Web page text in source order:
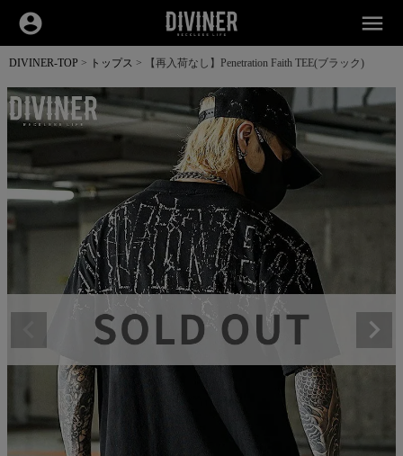
account_circle menu
DIVINER-TOP トップス 【再入荷なし】Penetration Faith TEE(ブラック)